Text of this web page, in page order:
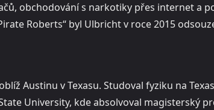
obchodování s narkotiky přes internet a
Roberts“ byl Ulbricht v roce 2015
Austinu v Texasu. Studoval fyziku na
University, kde absolvoval magisterský